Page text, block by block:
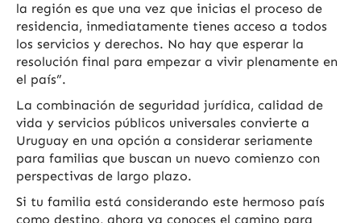
la región es que una vez que inicias el proceso de
residencia, inmediatamente tienes acceso a todos
los servicios y derechos. No hay que esperar la
resolución final para empezar a vivir plenamente en
el país”.
La combinación de seguridad jurídica, calidad de
vida y servicios públicos universales convierte a
Uruguay en una opción a considerar seriamente
para familias que buscan un nuevo comienzo con
perspectivas de largo plazo.
Si tu familia está considerando este hermoso país
como destino, ahora ya conoces el camino para